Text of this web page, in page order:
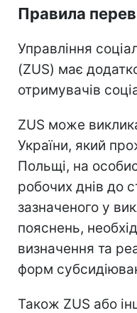
Правила
Управління
(ZUS) має
отримувачів
ZUS може
України, який
Польщі, на
робочих днів до
зазначеного у
пояснень,
визначення та
форм
Також ZUS або